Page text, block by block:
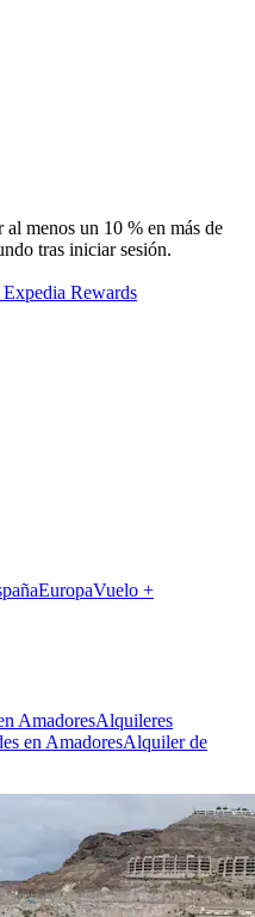
menos un 10 % en más de
tras iniciar sesión.
Rewards
EuropaVuelo +
AmadoresAlquileres
en AmadoresAlquiler de